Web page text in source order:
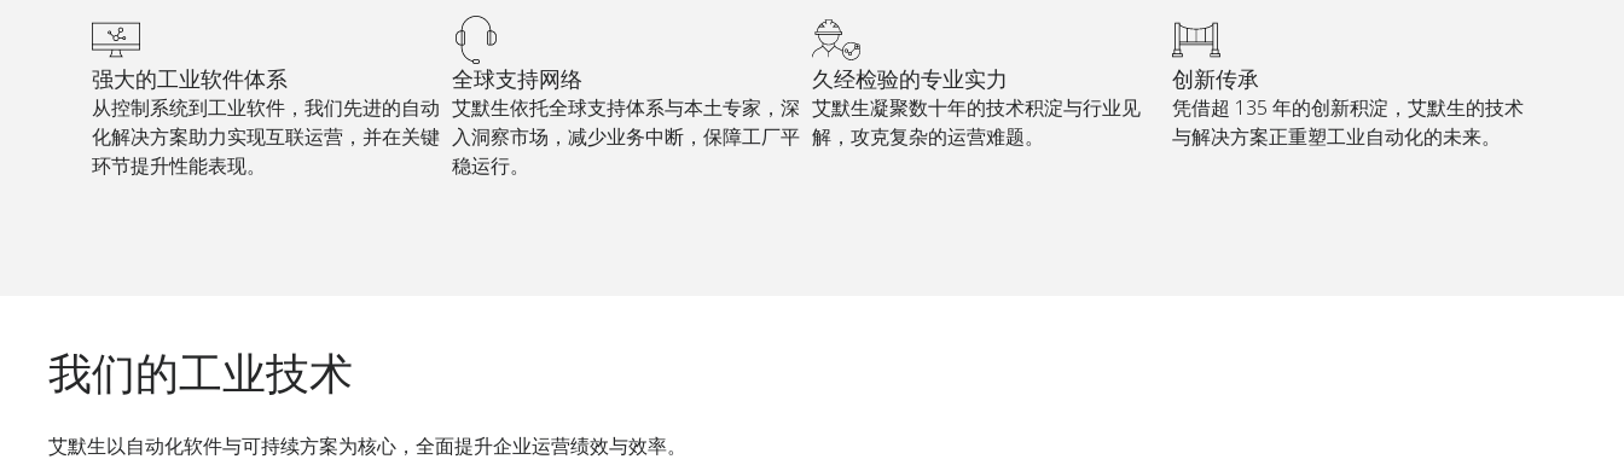
强大的工业软件体系
从控制系统到工业软件，我们先进的自动
化解决方案助力实现互联运营，并在关键
环节提升性能表现。
全球支持网络
艾默生依托全球支持体系与本土专家，深
入洞察市场，减少业务中断，保障工厂平
稳运行。
久经检验的专业实力
艾默生凝聚数十年的技术积淀与行业见
解，攻克复杂的运营难题。
创新传承
凭借超 135 年的创新积淀，艾默生的技术
与解决方案正重塑工业自动化的未来。
我们的工业技术
艾默生以自动化软件与可持续方案为核心，全面提升企业运营绩效与效率。